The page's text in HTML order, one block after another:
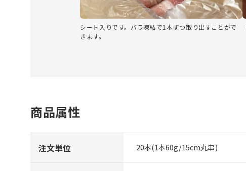
シート入りです。バラ凍結で1本ずつ取り出すことがで
きます。
商品属性
注文単位 20本(1本60g/15cm丸串)